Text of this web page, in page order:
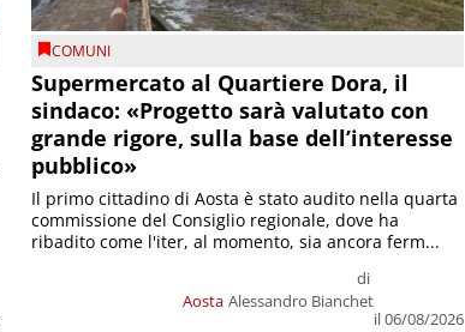
COMUNI
Supermercato al Quartiere Dora, il
sindaco: «Progetto sarà valutato con
grande rigore, sulla base dell’interesse
pubblico»
Aosta
di
Alessandro Bianchet
il 06/08/2026
Il primo cittadino di Aosta è stato audito nella quarta
commissione del Consiglio regionale, dove ha
ribadito come l'iter, al momento, sia ancora ferm...